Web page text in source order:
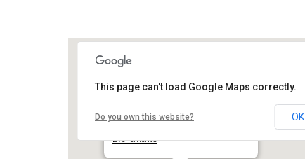
COSE inc.
Événements
This page can't load Google Maps correctly.
Do you own this website? OK